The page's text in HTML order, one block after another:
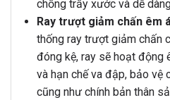
chống trầy xước và dễ
Ray trượt giảm chấn êm
thống ray trượt giảm chấn
đóng kệ, ray sẽ hoạt động
và hạn chế va đập, bảo vệ
cũng như chính bản thân